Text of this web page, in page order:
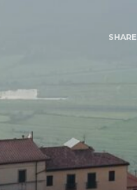
SHARE